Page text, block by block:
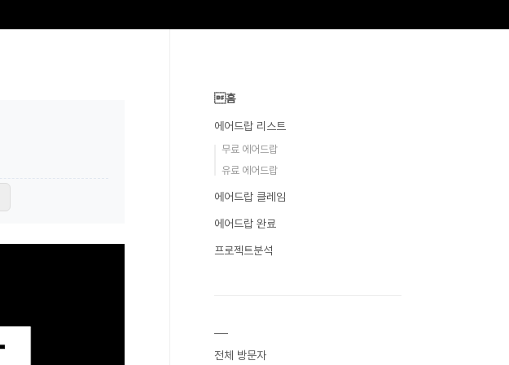
홈
에어드랍 리스트
무료 에어드랍
유료 에어드랍
에어드랍 클레임
에어드랍 완료
프로젝트분석
전체 방문자